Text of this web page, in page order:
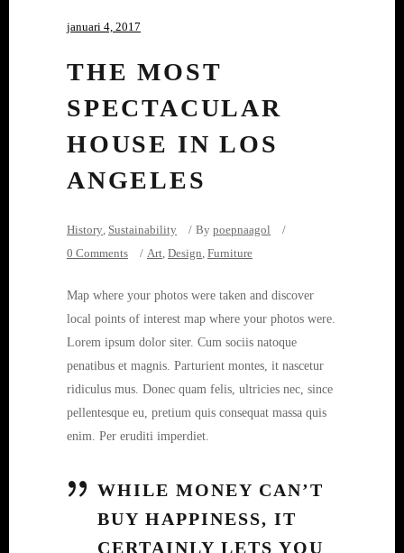
januari 4, 2017
THE MOST
SPECTACULAR
HOUSE IN LOS
ANGELES
History Sustainability By poepnaagol
0 Comments
Art Design Furniture
Map where your photos were taken and discover
local points of interest map where your photos were.
Lorem ipsum dolor siter. Cum sociis natoque
penatibus et magnis. Parturient montes, it nascetur
ridiculus mus. Donec quam felis, ultricies nec, since
pellentesque eu, pretium quis consequat massa quis
enim. Per eruditi imperdiet.
WHILE MONEY CAN’T
BUY HAPPINESS, IT
CERTAINLY LETS YOU